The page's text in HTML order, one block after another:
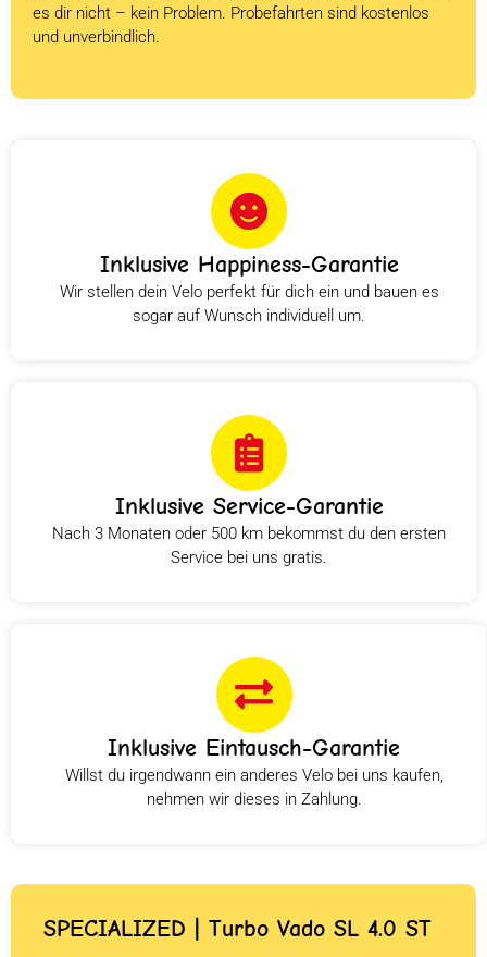
es dir nicht – kein Problem. Probefahrten sind kostenlos
und unverbindlich.
Inklusive Happiness-Garantie
Wir stellen dein Velo perfekt für dich ein und bauen es
sogar auf Wunsch individuell um.
Inklusive Service-Garantie
Nach 3 Monaten oder 500 km bekommst du den ersten
Service bei uns gratis.
Inklusive Eintausch-Garantie
Willst du irgendwann ein anderes Velo bei uns kaufen,
nehmen wir dieses in Zahlung.
SPECIALIZED | Turbo Vado SL 4.0 ST